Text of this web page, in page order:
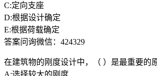
C:定向支座
D:根据设计确定
E:根据荷载确定
答案问询微信：424329
在建筑物的刚度设计中，（ ）是最重要的
A:选择较大的刚度